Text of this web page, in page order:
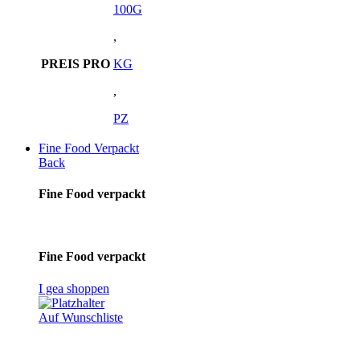
PREIS PRO
100G
,
KG
,
PZ
Fine Food Verpackt
Back
Fine Food verpackt
Fine Food verpackt
I gea shoppen
Auf Wunschliste